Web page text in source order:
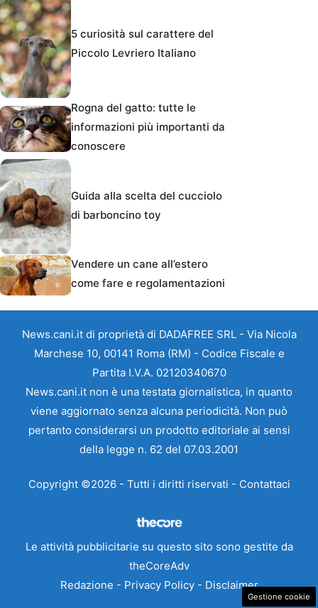
5 curiosità sul carattere del
Piccolo Levriero Italiano
Rogna del gatto: tutte le
informazioni più importanti da
conoscere
Guida alla scelta del cucciolo
di barboncino toy
Vendere un cane all’estero
come fare e regolamentazioni
News.cani.it di proprietà di DADAFREE SRL - Via Nicola
Marchese 10, 00141 Roma (RM) - Codice Fiscale e
Partita I.V.A. 02120340670
News.cani.it non è una testata giornalistica, in quanto
viene aggiornato senza alcuna periodicità. Non può
pertanto considerarsi un prodotto editoriale ai sensi
della legge n. 62 del 07.03.2001
Copyright ©2026 - Tutti i diritti riservati - Contattaci
Le attività pubblicitarie su questo sito sono gestite da
theCoreAdv
Redazione - Privacy Policy- Disclaimer
Gestione cookie